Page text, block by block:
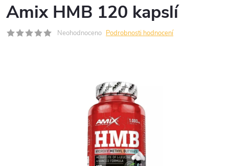
Amix HMB 120 kapslí
Neohodnoceno Podrobnosti hodnocení